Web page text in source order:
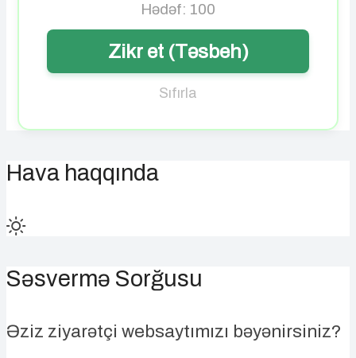
Hədəf: 100
Zikr et (Təsbeh)
Sıfırla
Hava haqqında
Səsvermə Sorğusu
Əziz ziyarətçi websaytımızı bəyənirsiniz?